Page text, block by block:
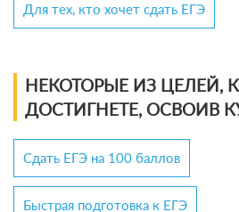
Для тех, кто хочет сдать ЕГЭ
НЕКОТОРЫЕ ИЗ ЦЕЛЕЙ,
ДОСТИГНЕТЕ, ОСВОИВ
Сдать ЕГЭ на 100 баллов
Быстрая подготовка к ЕГЭ